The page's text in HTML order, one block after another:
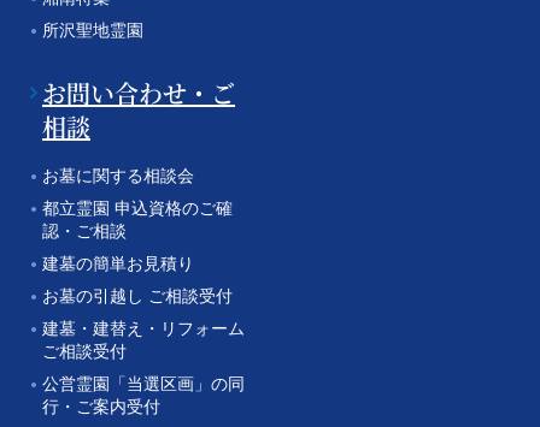
所沢聖地霊園
お問い合わせ・ご
相談
お墓に関する相談会
都立霊園 申込資格のご確
認・ご相談
建墓の簡単お見積り
お墓の引越し ご相談受付
建墓・建替え・リフォーム
ご相談受付
公営霊園「当選区画」の同
行・ご案内受付